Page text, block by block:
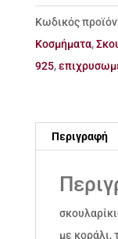
925
επιχρυσωμένο
με
σπείρα
Κωδικός
Κοσμήματα,
925,
Περιγραφή
με κοράλι,